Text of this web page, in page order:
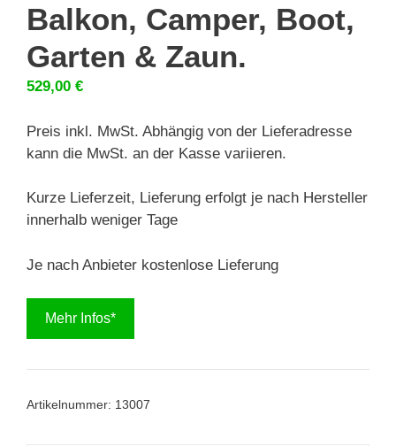
Balkon, Camper, Boot,
Garten & Zaun.
529,00 €
Preis inkl. MwSt. Abhängig von der Lieferadresse
kann die MwSt. an der Kasse variieren.
Kurze Lieferzeit, Lieferung erfolgt je nach Hersteller
innerhalb weniger Tage
Je nach Anbieter kostenlose Lieferung
Mehr Infos*
Artikelnummer: 13007